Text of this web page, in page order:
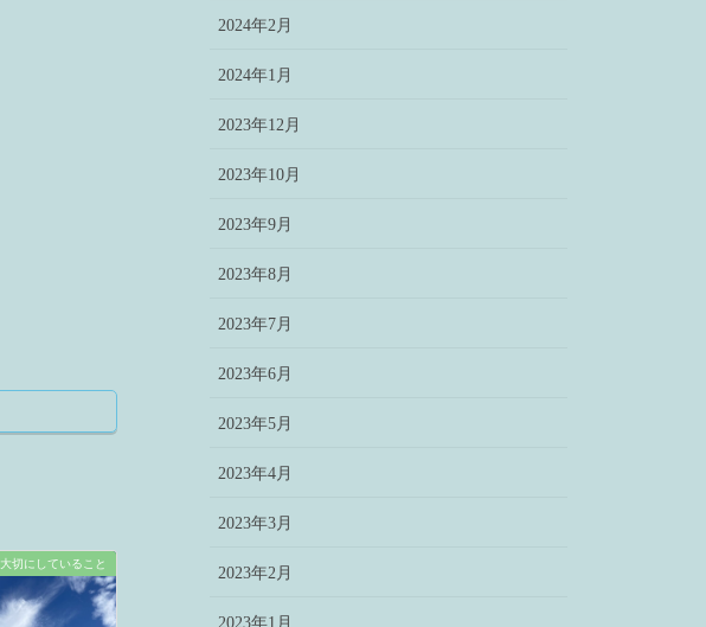
大切にしていること
2024年2月
2024年1月
2023年12月
2023年10月
2023年9月
2023年8月
2023年7月
2023年6月
2023年5月
2023年4月
2023年3月
2023年2月
2023年1月